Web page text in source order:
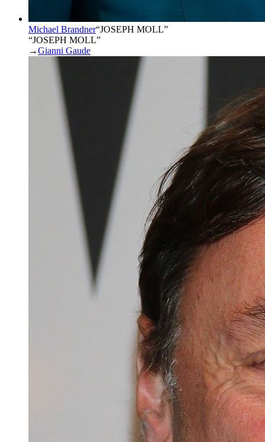
Michael Brandner“JOSEPH MOLL”
“JOSEPH MOLL”
→Gianni Gaude